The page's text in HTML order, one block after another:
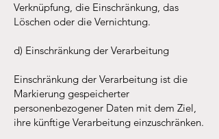
Verknüpfung, die Einschränkung, das
Löschen oder die Vernichtung.
d) Einschränkung der Verarbeitung
Einschränkung der Verarbeitung ist die
Markierung gespeicherter
personenbezogener Daten mit dem Ziel,
ihre künftige Verarbeitung einzuschränken.